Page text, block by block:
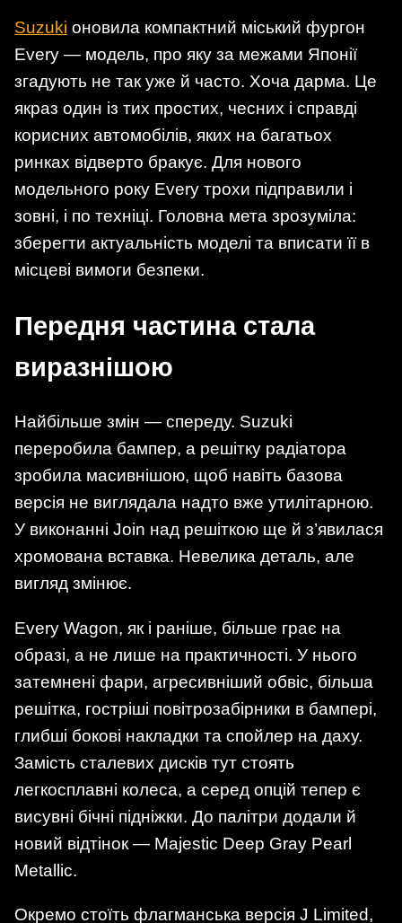
Suzuki оновила компактний міський фургон
Every — модель, про яку за межами Японії
згадують не так уже й часто. Хоча дарма. Це
якраз один із тих простих, чесних і справді
корисних автомобілів, яких на багатьох
ринках відверто бракує. Для нового
модельного року Every трохи підправили і
зовні, і по техніці. Головна мета зрозуміла:
зберегти актуальність моделі та вписати її в
місцеві вимоги безпеки.
Передня частина стала
виразнішою
Найбільше змін — спереду. Suzuki
переробила бампер, а решітку радіатора
зробила масивнішою, щоб навіть базова
версія не виглядала надто вже утилітарною.
У виконанні Join над решіткою ще й з’явилася
хромована вставка. Невелика деталь, але
вигляд змінює.
Every Wagon, як і раніше, більше грає на
образі, а не лише на практичності. У нього
затемнені фари, агресивніший обвіс, більша
решітка, гостріші повітрозабірники в бампері,
глибші бокові накладки та спойлер на даху.
Замість сталевих дисків тут стоять
легкосплавні колеса, а серед опцій тепер є
висувні бічні підніжки. До палітри додали й
новий відтінок — Majestic Deep Gray Pearl
Metallic.
Окремо стоїть флагманська версія J Limited,